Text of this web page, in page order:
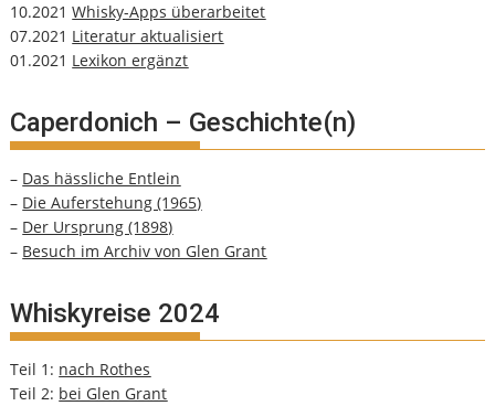
10.2021Whisky-Apps überarbeitet
07.2021 Literatur aktualisiert
01.2021 Lexikon ergänzt
Caperdonich – Geschichte(n)
– Das hässliche Entlein
– Die Auferstehung (1965)
– Der Ursprung (1898)
– Besuch im Archiv von Glen Grant
Whiskyreise 2024
Teil 1: nach Rothes
Teil 2: bei Glen Grant